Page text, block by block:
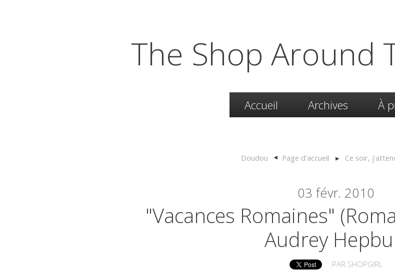
The Shop Around
Accueil Archives À
Doudou Page d'accueil Ce soir,
03 févr. 2010
"Vacances Romaines"
Audrey
PAR SHOPGIRL